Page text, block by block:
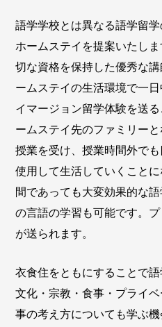
語学学校とは異なる語学留
ホームステイを提案いたし
切な資格を保持した優秀な
ームステイの生活環境で一
イマージョン留学体験を送
ームステイ先のファミリー
授業を受け、授業時間外で
使用して生活していくこと
間であっても大変効果的な
の言語の学習も可能です。
が送られます。
衣食住をともにすることで
文化・宗教・食事・プライ
事の考え方についても学ぶ